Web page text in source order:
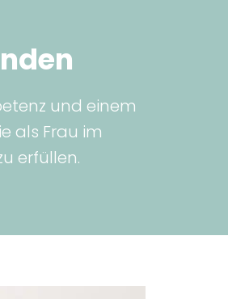
und einem
als Frau im
erfüllen.